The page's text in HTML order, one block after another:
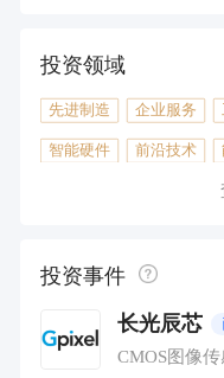
投资领域
先进制造 企业服务
智能硬件 前沿技术
房产地产 物联网/硬件
投资事件
长光辰芯
CMOS图像